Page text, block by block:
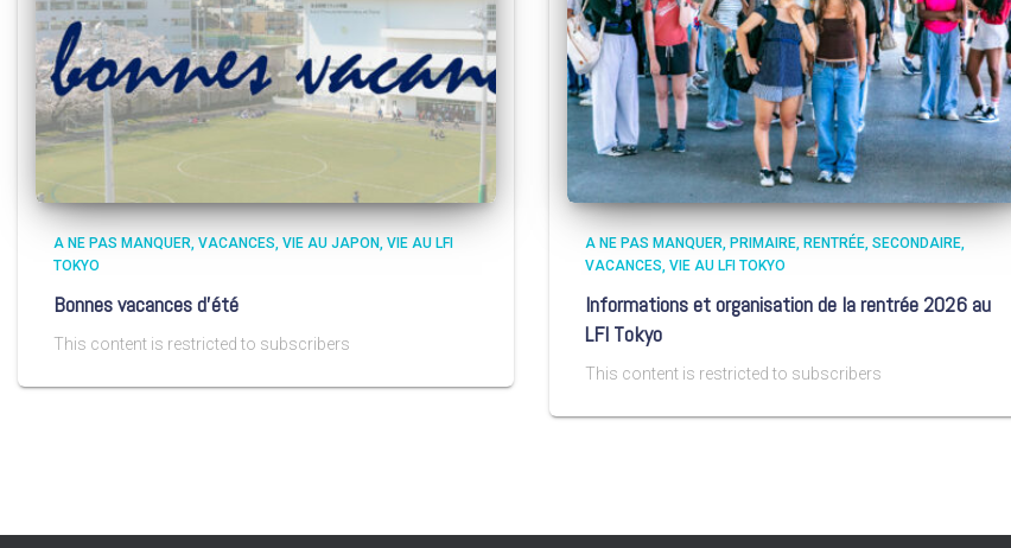
A NE PAS MANQUER VACANCES VIE AU JAPON VIE AU LFI
TOKYO
Bonnes vacances d’été
This content is restricted to subscribers
A NE PAS MANQUER PRIMAIRE RENTRÉE SECONDAIRE
VACANCES VIE AU LFI TOKYO
Informations et organisation de la rentrée 2026 au
LFI Tokyo
This content is restricted to subscribers